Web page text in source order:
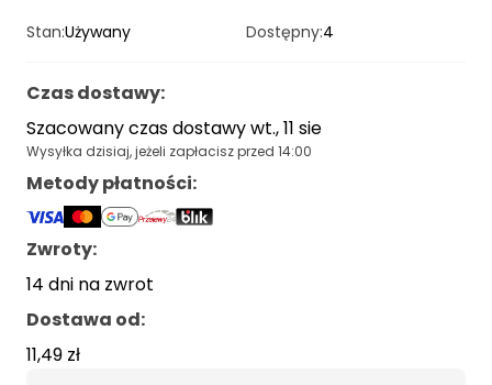
Stan:Używany Dostępny:4
Czas dostawy:
Szacowany czas dostawy wt., 11 sie
Wysyłka dzisiaj, jeżeli zapłacisz przed 14:00
Metody płatności:
Zwroty:
14 dni na zwrot
Dostawa od:
11,49 zł